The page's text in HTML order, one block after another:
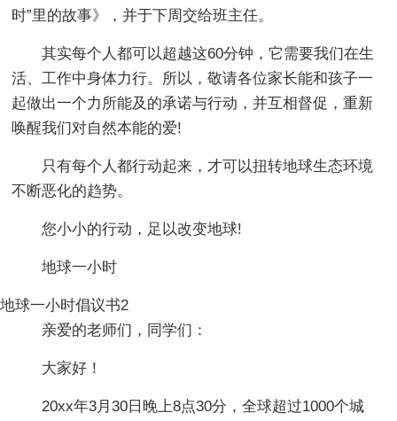
时”里的故事》，并于下周交给班主任。
其实每个人都可以超越这60分钟，它需要我们在生
活、工作中身体力行。所以，敬请各位家长能和孩子一
起做出一个力所能及的承诺与行动，并互相督促，重新
唤醒我们对自然本能的爱!
只有每个人都行动起来，才可以扭转地球生态环境
不断恶化的趋势。
您小小的行动，足以改变地球!
地球一小时
地球一小时倡议书2
亲爱的老师们，同学们：
大家好！
20xx年3月30日晚上8点30分，全球超过1000个城